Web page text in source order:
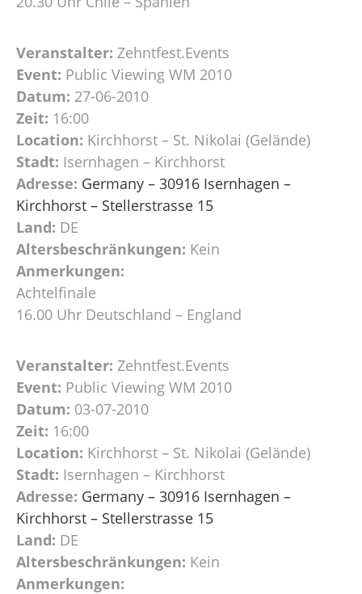
Veranstalter: Zehntfest.Events
Event: Public Viewing WM 2010
Datum: 27-06-2010
Zeit: 16:00
Location: Kirchhorst – St. Nikolai (Gelände)
Stadt: Isernhagen – Kirchhorst
Adresse: Germany – 30916 Isernhagen –
Kirchhorst – Stellerstrasse 15
Land: DE
Altersbeschränkungen: Kein
Anmerkungen:
Achtelfinale
16.00 Uhr Deutschland – England
Veranstalter: Zehntfest.Events
Event: Public Viewing WM 2010
Datum: 03-07-2010
Zeit: 16:00
Location: Kirchhorst – St. Nikolai (Gelände)
Stadt: Isernhagen – Kirchhorst
Adresse: Germany – 30916 Isernhagen –
Kirchhorst – Stellerstrasse 15
Land: DE
Altersbeschränkungen: Kein
Anmerkungen: